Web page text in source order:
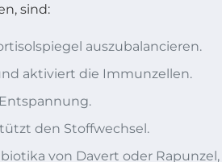
sind:
auszubalancieren.
aktiviert die Immunzellen.
den Stoffwechsel.
von Davert oder